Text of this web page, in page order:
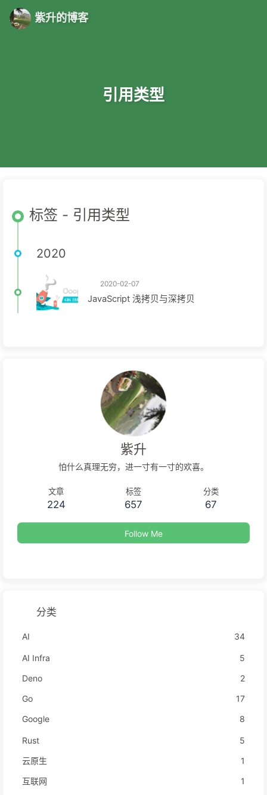
紫升的博客
引用类型
标签 - 引用类型
2020
2020-02-07
JavaScript 浅拷贝与深拷贝
紫升
怕什么真理无穷，进一寸有一寸的欢喜。
文章
224
标签
657
分类
67
Follow Me
分类
AI 34
AI Infra
5
Deno
2
Go
17
Google
8
Rust
5
云原生
1
互联网
1